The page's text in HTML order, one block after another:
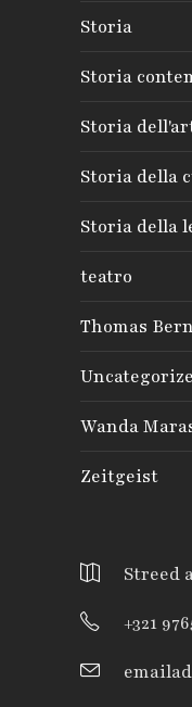
Storia
Storia
Storia
Storia della
Storia della
teatro
Thomas
Wanda
Zeitgeist
Streed
+321